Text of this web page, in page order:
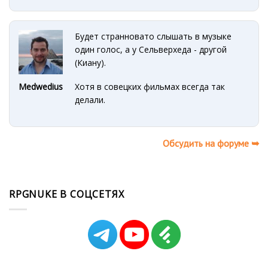
Medwedius
Будет странновато слышать в музыке
один голос, а у Сельверхеда - другой
(Киану).
Хотя в совецких фильмах всегда так
делали.
Обсудить на форуме ➥
RPGNUKE В СОЦСЕТЯХ